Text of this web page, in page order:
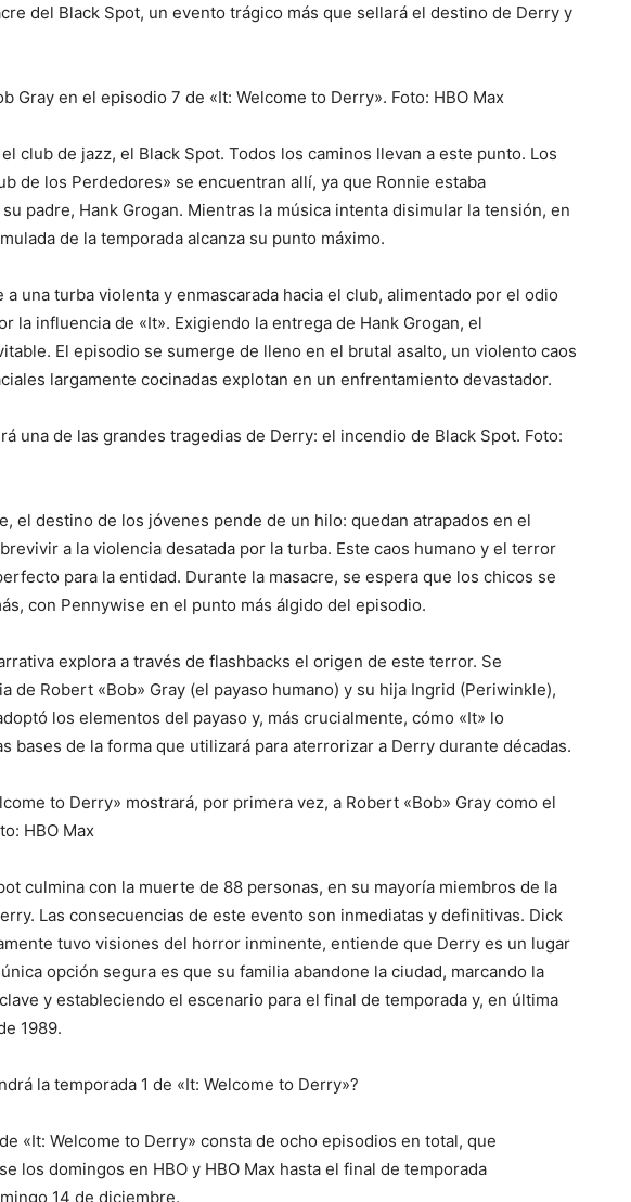
del Black Spot, un evento trágico más que sellará el destino de Derry y
Gray en el episodio 7 de «It: Welcome to Derry». Foto: HBO Max
club de jazz, el Black Spot. Todos los caminos llevan a este punto. Los
de los Perdedores» se encuentran allí, ya que Ronnie estaba
padre, Hank Grogan. Mientras la música intenta disimular la tensión, en
de la temporada alcanza su punto máximo.
una turba violenta y enmascarada hacia el club, alimentado por el odio
la influencia de «It». Exigiendo la entrega de Hank Grogan, el
El episodio se sumerge de lleno en el brutal asalto, un violento caos
largamente cocinadas explotan en un enfrentamiento devastador.
una de las grandes tragedias de Derry: el incendio de Black Spot. Foto:
el destino de los jóvenes pende de un hilo: quedan atrapados en el
a la violencia desatada por la turba. Este caos humano y el terror
para la entidad. Durante la masacre, se espera que los chicos se
con Pennywise en el punto más álgido del episodio.
explora a través de flashbacks el origen de este terror. Se
de Robert «Bob» Gray (el payaso humano) y su hija Ingrid (Periwinkle),
los elementos del payaso y, más crucialmente, cómo «It» lo
bases de la forma que utilizará para aterrorizar a Derry durante décadas.
to Derry» mostrará, por primera vez, a Robert «Bob» Gray como el
HBO Max
culmina con la muerte de 88 personas, en su mayoría miembros de la
Las consecuencias de este evento son inmediatas y definitivas. Dick
tuvo visiones del horror inminente, entiende que Derry es un lugar
opción segura es que su familia abandone la ciudad, marcando la
y estableciendo el escenario para el final de temporada y, en última
1989.
la temporada 1 de «It: Welcome to Derry»?
«It: Welcome to Derry» consta de ocho episodios en total, que
los domingos en HBO y HBO Max hasta el final de temporada
14 de diciembre.